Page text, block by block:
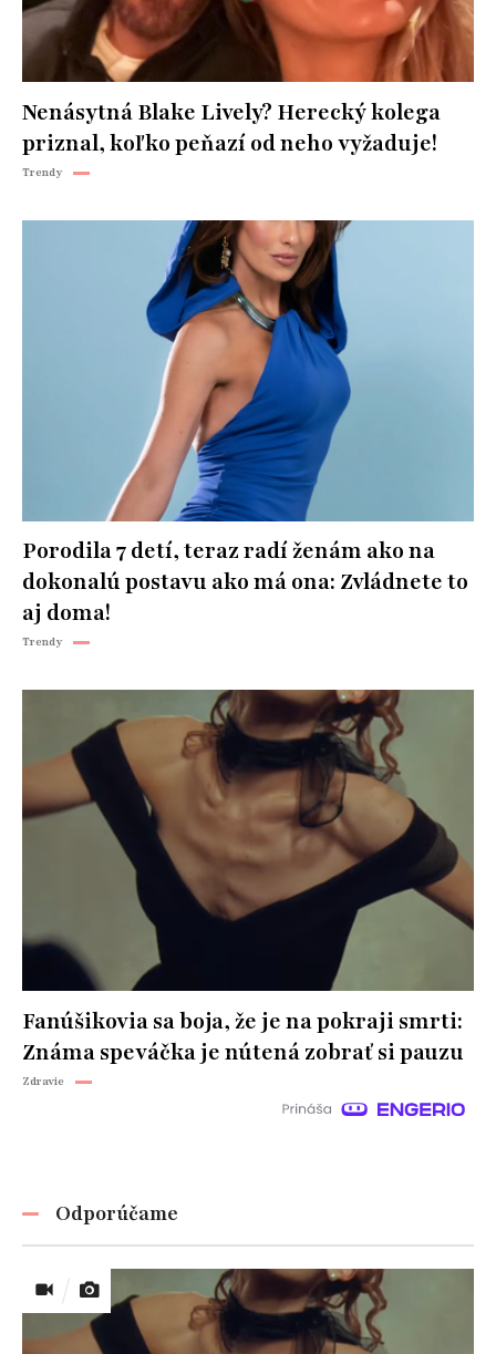
Nenásytná Blake Lively? Herecký kolega
priznal, koľko peňazí od neho vyžaduje!
Trendy
Porodila 7 detí, teraz radí ženám ako na
dokonalú postavu ako má ona: Zvládnete to
aj doma!
Trendy
Fanúšikovia sa boja, že je na pokraji smrti:
Známa speváčka je nútená zobrať si pauzu
Zdravie
Odporúčame